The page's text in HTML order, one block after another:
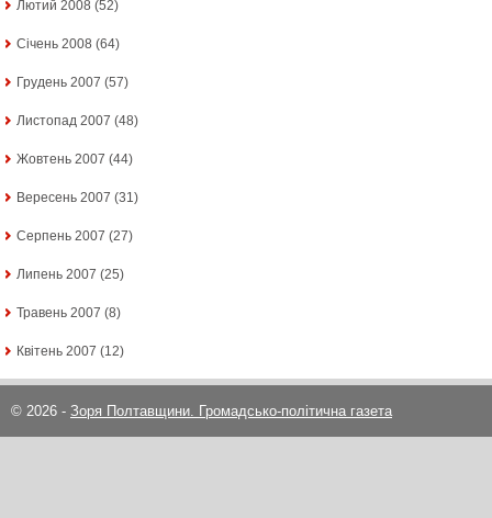
Лютий 2008 (52)
Січень 2008 (64)
Грудень 2007 (57)
Листопад 2007 (48)
Жовтень 2007 (44)
Вересень 2007 (31)
Серпень 2007 (27)
Липень 2007 (25)
Травень 2007 (8)
Квітень 2007 (12)
© 2026 - Зоря Полтавщини. Громадсько-політична газета